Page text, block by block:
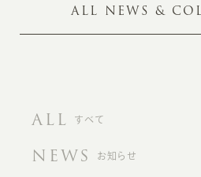
ALL NEWS &
ALL すべて
NEWS お知らせ